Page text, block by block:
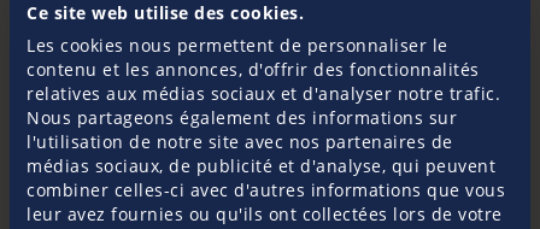
Ce site web utilise des cookies.
Les cookies nous permettent de personnaliser le
contenu et les annonces, d'offrir des fonctionnalités
relatives aux médias sociaux et d'analyser notre trafic.
Nous partageons également des informations sur
l'utilisation de notre site avec nos partenaires de
médias sociaux, de publicité et d'analyse, qui peuvent
combiner celles-ci avec d'autres informations que vous
leur avez fournies ou qu'ils ont collectées lors de votre
Formulaire de contact
Si vous avez des questions ou besoin de conseils
concernant nos produits, n'hésitez pas à nous
contacter.